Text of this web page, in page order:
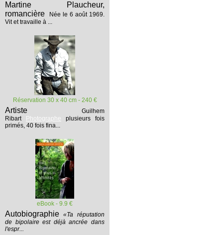
Martine Plaucheur,
romancière
Née le 6 août 1969.
Vit et travaille à ...
Réservation 30 x 40 cm - 240 €
Artiste
Guilhem
Ribart
Photographe plusieurs fois
primés, 40 fois fina...
eBook - 9.9 €
Autobiographie «Ta réputation
de bipolaire est déjà ancrée dans
l'espr...